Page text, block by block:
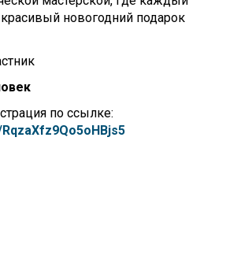
красивый новогодний подарок
по ссылке: